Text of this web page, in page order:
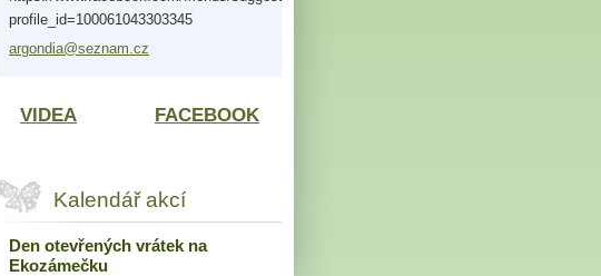
profile_id=100061043303345
argondia@seznam.cz
VIDEA FACEBOOK
Kalendář akcí
Den otevřených vrátek na
Ekozámečku